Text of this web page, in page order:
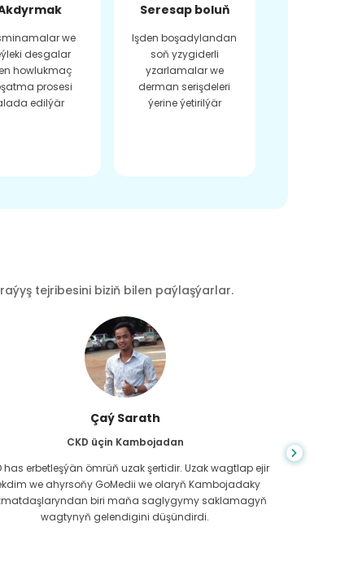
we
desgalar
howlukmaç
prosesi
edilýär
Seresap boluň
Işden boşadylandan
soň yzygiderli
yzarlamalar we
derman serişdeleri
ýerine ýetirilýär
tejribesini biziň bilen paýlaşýarlar.
Çaý Sarath
CKD üçin Kambojadan
has erbetleşýän ömrüň uzak şertidir. Uzak wagtlap ejir
we ahyrsoňy GoMedii we olaryň Kambojadaky
biri maňa saglygymy saklamagyň
wagtynyň gelendigini düşündirdi.